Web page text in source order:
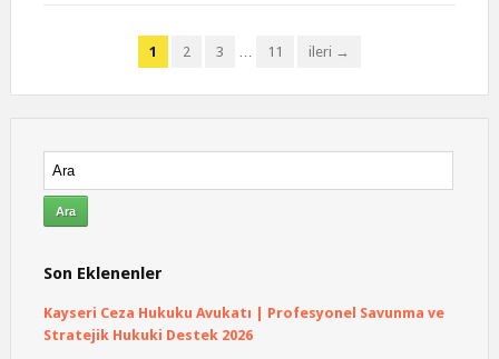
1 2 3 … 11 ileri →
Son Eklenenler
Kayseri Ceza Hukuku Avukatı | Profesyonel Savunma ve
Stratejik Hukuki Destek 2026